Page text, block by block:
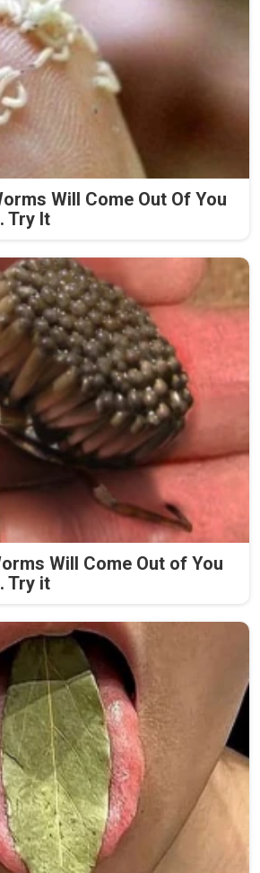
Will Come Out Of You
Try It
Will Come Out of You
Try it